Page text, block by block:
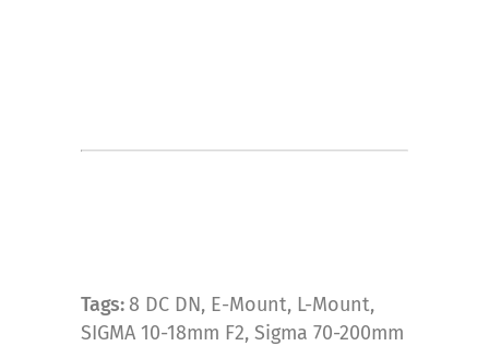
Tags: 8 DC DN, E-Mount, L-Mount,
SIGMA 10-18mm F2, Sigma 70-200mm